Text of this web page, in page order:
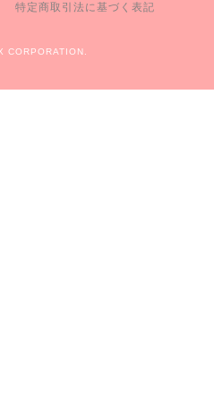
特定商取引法に基づく表記
CORPORATION.